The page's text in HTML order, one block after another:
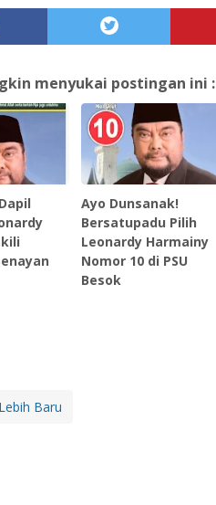
menyukai postingan ini :
Ayo Dunsanak!
Bersatupadu Pilih
Leonardy Harmainy
Nomor 10 di PSU
Besok
Baru